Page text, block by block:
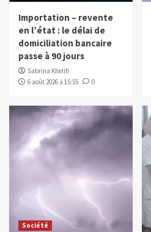
Importation – revente
en l’état : le délai de
domiciliation bancaire
passe à 90 jours
Sabrina Khelifi
6 août 2026 à 15:55
0
Société